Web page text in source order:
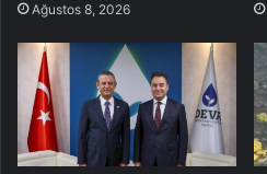
Ağustos 8, 2026